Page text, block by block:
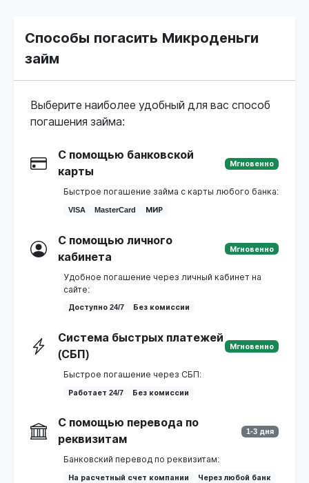
Способы погасить Микроденьги
займ
Выберите наиболее удобный для вас способ
погашения займа:
С помощью банковской
карты
Мгновенно
Быстрое погашение займа с карты любого банка:
VISA MasterCard МИР
С помощью личного
кабинета
Мгновенно
Удобное погашение через личный кабинет на
сайте:
Доступно 24/7 Без комиссии
Система быстрых платежей
(СБП)
Мгновенно
Быстрое погашение через СБП:
Работает 24/7 Без комиссии
С помощью перевода по
реквизитам
1-3 дня
Банковский перевод по реквизитам:
На расчетный счет компании Через любой банк